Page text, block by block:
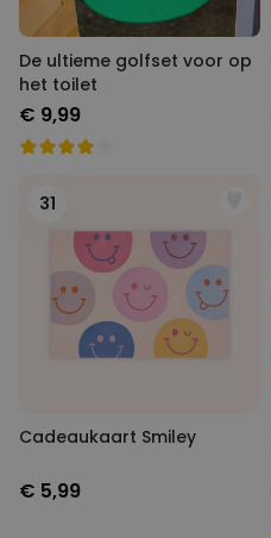
De ultieme golfset voor op
het toilet
€ 9,99
31
Cadeaukaart Smiley
€ 5,99